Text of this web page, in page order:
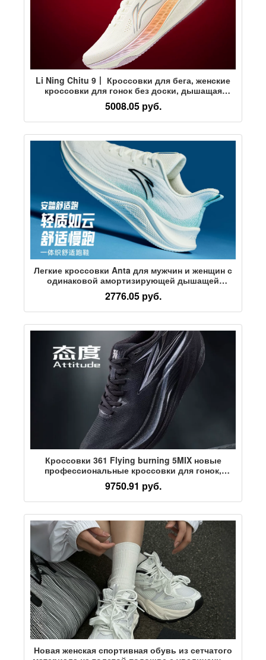
Li Ning Chitu 9丨 Кроссовки для бега, женские
кроссовки для гонок без доски, дышащая
амортизирующая специальная спортивная
обувь для прыжков с трамплина для
вступительных экзаменов в среднюю школу
5008.05 руб.
Легкие кроссовки Anta для мужчин и женщин с
одинаковой амортизирующей дышащей
спортивной обувью, легкие и удобные
кроссовки для бега трусцой на мягкой
подошве, кроссовки для бега
2776.05 руб.
Кроссовки 361 Flying burning 5MIX новые
профессиональные кроссовки для гонок,
кроссовки для бега с амортизацией и отскоком,
спортивная обувь, мужская и женская обувь
9750.91 руб.
Новая женская спортивная обувь из сетчатого